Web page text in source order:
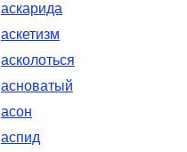
аскарида
аскетизм
асколоться
асноватый
асон
аспид